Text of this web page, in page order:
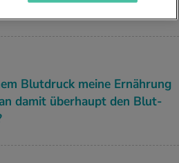
Blut­druck meine Er­näh­rung
damit über­haupt den Blut­